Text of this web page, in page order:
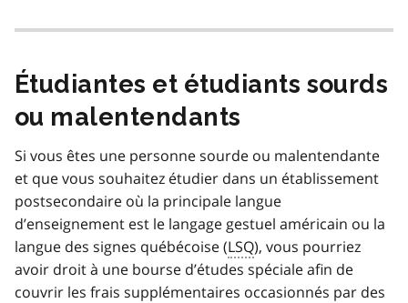
Étudiantes et étudiants sourds
ou malentendants
Si vous êtes une personne sourde ou malentendante
et que vous souhaitez étudier dans un établissement
postsecondaire où la principale langue
d’enseignement est le langage gestuel américain ou la
langue des signes québécoise (LSQ), vous pourriez
avoir droit à une bourse d’études spéciale afin de
couvrir les frais supplémentaires occasionnés par des